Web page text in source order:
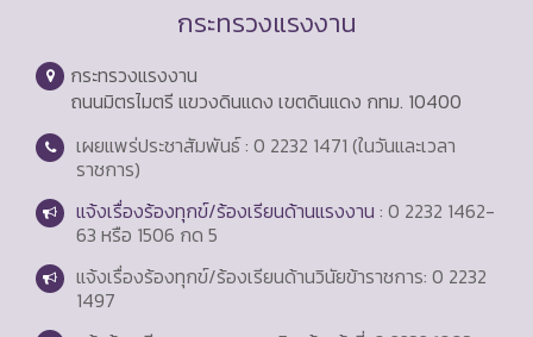
กระทรวงแรงงาน
กระทรวงแรงงาน
ถนนมิตรไมตรี แขวงดินแดง เขตดินแดง กทม. 10400
เผยแพร่ประชาสัมพันธ์ : 0 2232 1471 (ในวันและเวลา
ราชการ)
แจ้งเรื่องร้องทุกข์/ร้องเรียนด้านแรงงาน : 0 2232 1462-
63 หรือ 1506 กด 5
แจ้งเรื่องร้องทุกข์/ร้องเรียนด้านวินัยข้าราชการ: 0 2232
1497